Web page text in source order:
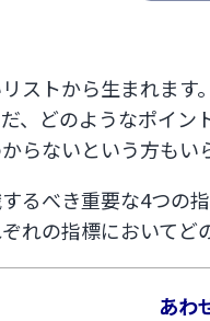
ストから生まれま
、どのようなポイ
らないという方もい
るべき重要な4つの
れの指標においてど
あわ